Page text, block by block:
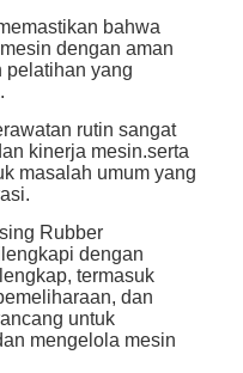
bahwa
dengan aman
pelatihan yang
rutin sangat
kinerja mesin.serta
masalah umum yang
Rubber
dengan
termasuk
dan
untuk
mengelola mesin